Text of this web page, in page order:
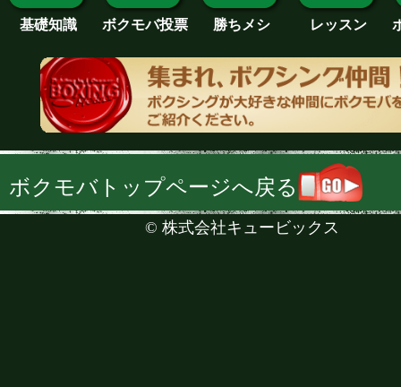
基礎知識 ボクモバ投票 勝ちメシ レッスン
ボクモバトップページへ戻る
© 株式会社キュービックス